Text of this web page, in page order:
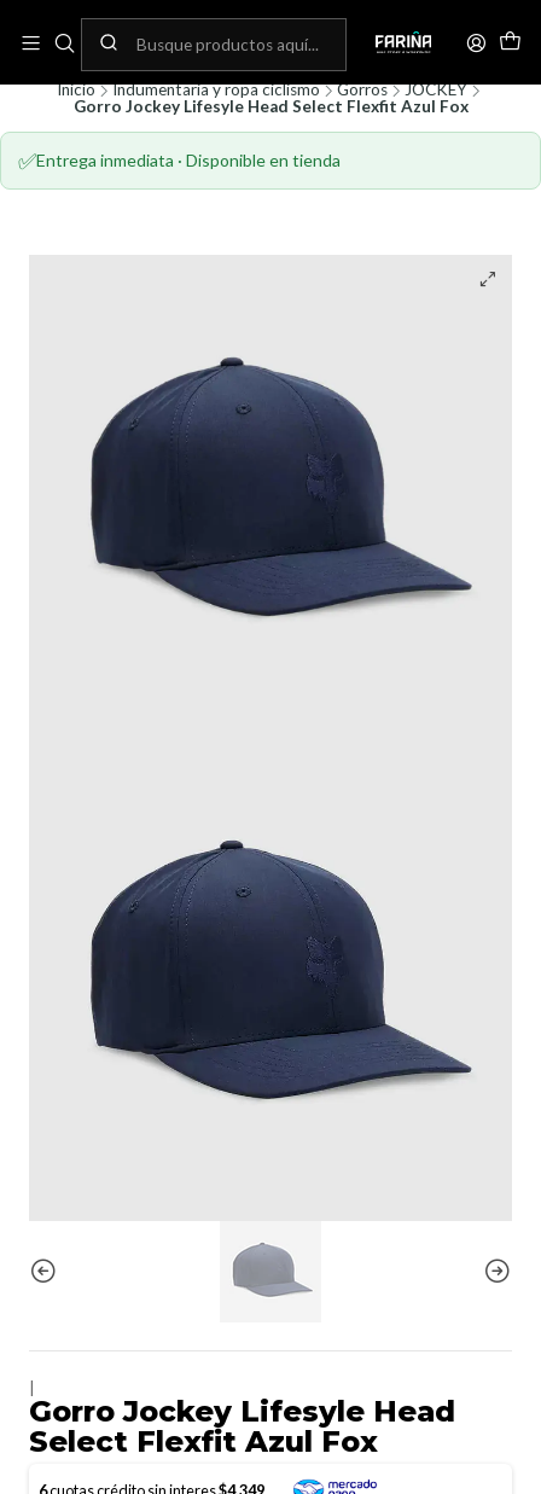
Envíos gratis por compras sobre 80.000! (No aplica para bicicletas)
Inicio Indumentaria y ropa ciclismo Gorros
JOCKEY
Gorro Jockey Lifesyle Head Select Flexfit Azul Fox
✅Entrega inmediata · Disponible en tienda
Gorro Jockey Lifesyle Head
Select Flexfit Azul Fox